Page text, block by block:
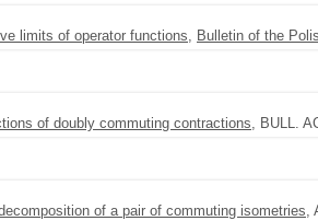
limits of operator functions, Bulletin of the
of doubly commuting contractions, BULL.
of a pair of commuting isometries,